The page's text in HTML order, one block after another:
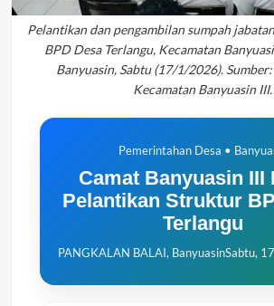
Pelantikan dan pengambilan sumpah
BPD Desa Terlangu, Kecamatan
Banyuasin, Sabtu (17/1/2026).
Kecamatan Banyuasin III.
Pemerintahan Desa •
Camat Banyuasin III
Pelantikan Struktur
Terlangu
PANGKALAN BALAI, BanyuasinSabtu,